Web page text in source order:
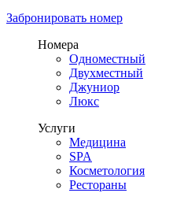
Забронировать номер
Номера
Одноместный
Двухместный
Джуниор
Люкс
Услуги
Медицина
SPA
Косметология
Рестораны